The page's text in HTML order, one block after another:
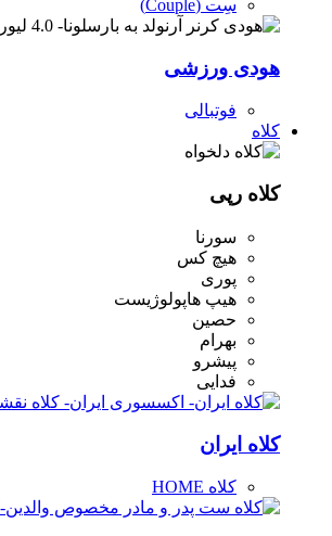
سِت (Couple)
هودی ورزشی
فوتبالی
کلاه
کلاه رپی
سورنا
هیچ کس
پوری
هیپ هاپولوژیست
حصین
بهرام
پیشرو
فدایی
کلاه ایران
کلاه HOME